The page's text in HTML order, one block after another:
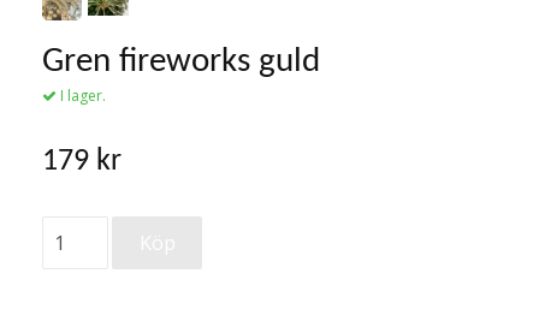
Gren fireworks guld
I lager.
179 kr